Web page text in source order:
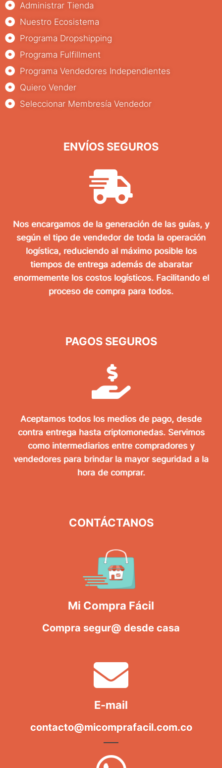
Administrar Tienda
Nuestro Ecosistema
Programa Dropshipping
Programa Fulfillment
Programa Vendedores Independientes
Quiero Vender
Seleccionar Membresía Vendedor
ENVÍOS SEGUROS
Nos encargamos de la generación de las guías, y
según el tipo de vendedor de toda la operación
logística, reduciendo al máximo posible los
tiempos de entrega además de abaratar
enormemente los costos logísticos. Facilitando el
proceso de compra para todos.
PAGOS SEGUROS
Aceptamos todos los medios de pago, desde
contra entrega hasta criptomonedas. Servimos
como intermediarios entre compradores y
vendedores para brindar la mayor seguridad a la
hora de comprar.
CONTÁCTANOS
Mi Compra Fácil
Compra segur@ desde casa
E-mail
contacto@micomprafacil.com.co